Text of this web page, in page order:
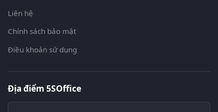
Liên hệ
Chính sách bảo mật
Điều khoản sử dụng
Địa điểm 5SOffice